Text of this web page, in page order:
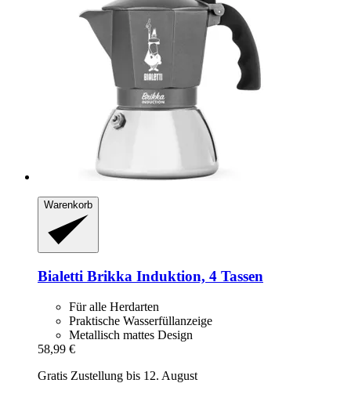
Warenkorb
Bialetti Brikka Induktion, 4 Tassen
Für alle Herdarten
Praktische Wasserfüllanzeige
Metallisch mattes Design
58,99 €
Gratis Zustellung bis 12. August